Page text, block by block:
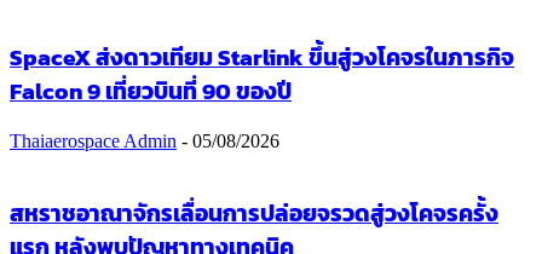
SpaceX ส่งดาวเทียม Starlink ขึ้นสู่วงโคจรในภารกิจ
Falcon 9 เที่ยวบินที่ 90 ของปี
Thaiaerospace Admin - 05/08/2026
สหราชอาณาจักรเลื่อนการปล่อยจรวดสู่วงโคจรครั้ง
แรก หลังพบปัญหาทางเทคนิค